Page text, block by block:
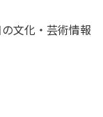
文化・芸術情報